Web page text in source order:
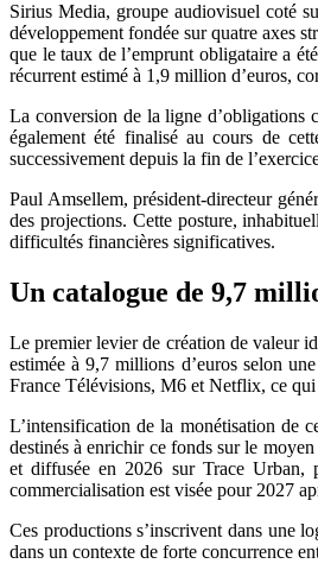
Sirius Media, groupe audiovisuel coté
développement fondée sur quatre axes
que le taux de l’emprunt obligataire a
récurrent estimé à 1,9 million d’euros,
La conversion de la ligne d’obligations
également été finalisé au cours de
successivement depuis la fin de
Paul Amsellem, président-directeur
des projections. Cette posture,
difficultés financières significatives.
Un catalogue de 9,7
Le premier levier de création de valeur
estimée à 9,7 millions d’euros selon
France Télévisions, M6 et Netflix, ce
L’intensification de la monétisation de
destinés à enrichir ce fonds sur le
et diffusée en 2026 sur Trace Urban,
commercialisation est visée pour 2027
Ces productions s’inscrivent dans une
dans un contexte de forte concurrence